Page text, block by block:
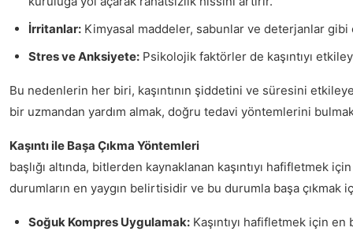
İrritanlar: Kimyasal maddeler, sabunlar ve deterjanlar
Stres ve Anksiyete: Psikolojik faktörler de kaşıntıyı
Bu nedenlerin her biri, kaşıntının şiddetini ve süresini
bir uzmandan yardım almak, doğru tedavi yöntemlerini
Kaşıntı ile Başa Çıkma Yöntemleri
başlığı altında, bitlerden kaynaklanan kaşıntıyı hafifletmek
durumların en yaygın belirtisidir ve bu durumla başa
Soğuk Kompres Uygulamak: Kaşıntıyı hafifletmek için